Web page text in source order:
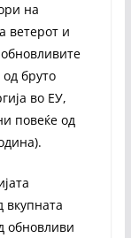
на
ветерот и
бруто
во ЕУ,
повеќе од
вкупната
обновливи